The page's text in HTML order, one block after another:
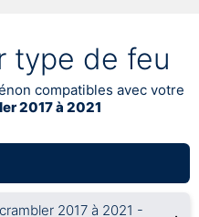
type de feu
compatibles avec votre
2017 à 2021
2017 à 2021 -